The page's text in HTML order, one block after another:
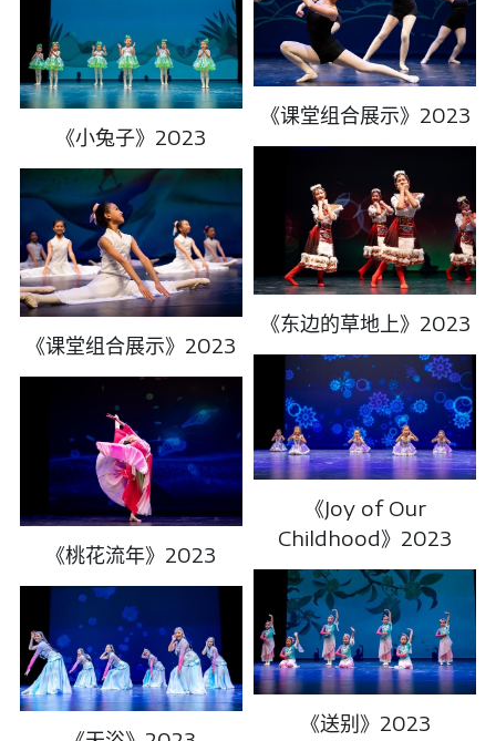
《小兔子》2023
《课堂组合展示》2023
《桃花流年》2023
《课堂组合展示》2023
《东边的草地上》2023
《Joy of Our
Childhood》2023
《送别》2023